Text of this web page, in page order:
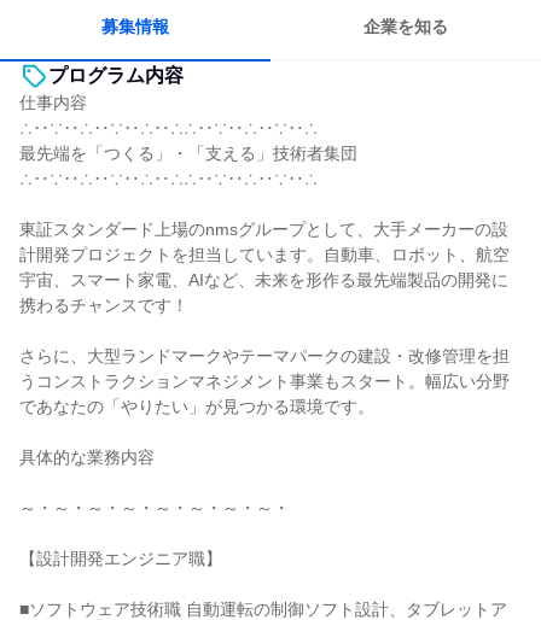
募集情報 企業を知る
プログラム内容
仕事内容
∴‥∵‥∴‥∵‥∴‥∴∴‥∵‥∴‥∵‥∴
最先端を「つくる」・「支える」技術者集団
∴‥∵‥∴‥∵‥∴‥∴∴‥∵‥∴‥∵‥∴
東証スタンダード上場のnmsグループとして、大手メーカーの設
計開発プロジェクトを担当しています。自動車、ロボット、航空
宇宙、スマート家電、AIなど、未来を形作る最先端製品の開発に
携わるチャンスです！
さらに、大型ランドマークやテーマパークの建設・改修管理を担
うコンストラクションマネジメント事業もスタート。幅広い分野
であなたの「やりたい」が見つかる環境です。
具体的な業務内容
～・～・～・～・～・～・～・～・
【設計開発エンジニア職】
■ソフトウェア技術職 自動運転の制御ソフト設計、タブレットア